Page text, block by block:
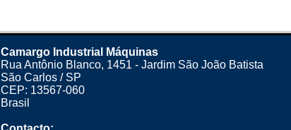
Camargo Industrial Máquinas
Rua Antônio Blanco, 1451 - Jardim São João Batista
São Carlos / SP
CEP: 13567-060
Brasil